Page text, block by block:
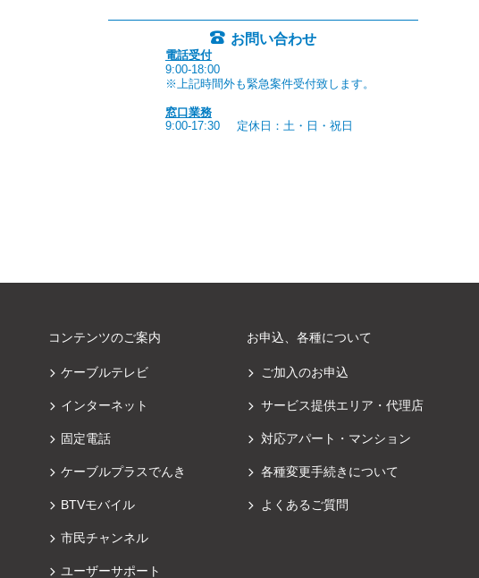
お問い合わせ
電話受付
9:00-18:00
※上記時間外も緊急案件受付致します。
窓口業務
9:00-17:30
定休日：土・日・祝日
コンテンツのご案内
ケーブルテレビ
インターネット
固定電話
ケーブルプラスでんき
BTVモバイル
市民チャンネル
ユーザーサポート
お申込、各種について
ご加入のお申込
サービス提供エリア・代理店
対応アパート・マンション
各種変更手続きについて
よくあるご質問